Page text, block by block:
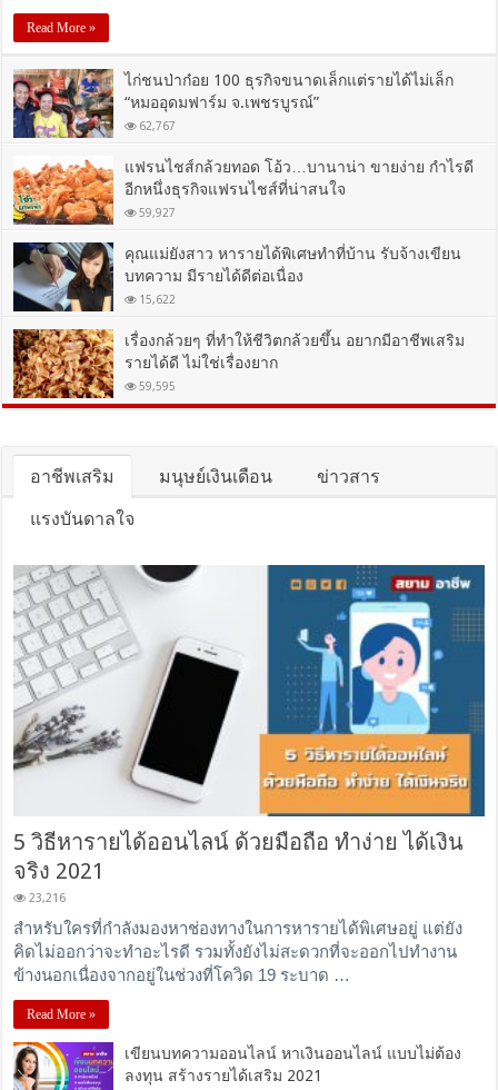
Read More »
ไก่ชนป่าก๋อย 100 ธุรกิจขนาดเล็กแต่รายได้ไม่เล็ก
“หมออุดมฟาร์ม จ.เพชรบูรณ์”
62,767
แฟรนไชส์กล้วยทอด โอ้ว…บานาน่า ขายง่าย กำไรดี
อีกหนึ่งธุรกิจแฟรนไชส์ที่น่าสนใจ
59,927
คุณแม่ยังสาว หารายได้พิเศษทำที่บ้าน รับจ้างเขียน
บทความ มีรายได้ดีต่อเนื่อง
15,622
เรื่องกล้วยๆ ที่ทำให้ชีวิตกล้วยขึ้น อยากมีอาชีพเสริม
รายได้ดี ไม่ใช่เรื่องยาก
59,595
อาชีพเสริม มนุษย์เงินเดือน ข่าวสาร
แรงบันดาลใจ
5 วิธีหารายได้ออนไลน์ ด้วยมือถือ ทำง่าย ได้เงิน
จริง 2021
23,216
สำหรับใครที่กำลังมองหาช่องทางในการหารายได้พิเศษอยู่ แต่ยัง
คิดไม่ออกว่าจะทำอะไรดี รวมทั้งยังไม่สะดวกที่จะออกไปทำงาน
ข้างนอกเนื่องจากอยู่ในช่วงที่โควิด 19 ระบาด …
Read More »
เขียนบทความออนไลน์ หาเงินออนไลน์ แบบไม่ต้อง
ลงทุน สร้างรายได้เสริม 2021